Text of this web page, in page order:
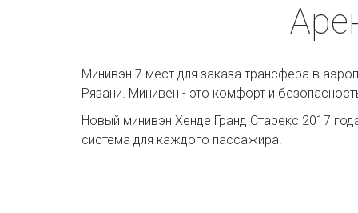
Минивэн 7 мест для заказа трансфера в
Рязани. Минивен - это комфорт и
Новый минивэн Хенде Гранд Старекс 2017
система для каждого пассажира.